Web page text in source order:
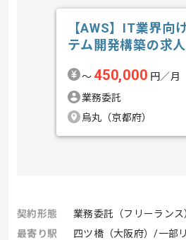
【AWS】IT業界向
テム開発構築の求
〜 450,000 円／月
業務委託
烏丸（京都府）
契約形態
業務委託（フリーランス
最寄り駅
四ツ橋（大阪府）/一部